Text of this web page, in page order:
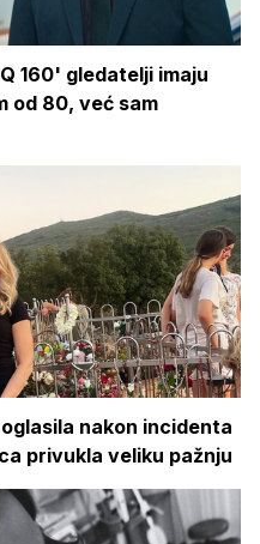
160' gledatelji imaju
od 80, već sam
nakon incidenta
privukla veliku pažnju